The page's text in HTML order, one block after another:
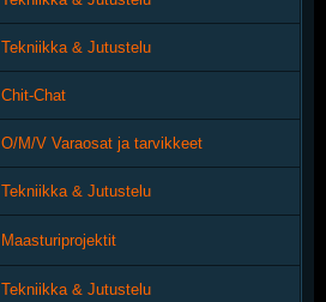
Tekniikka & Jutustelu
Chit-Chat
O/M/V Varaosat ja tarvikkeet
Tekniikka & Jutustelu
Maasturiprojektit
Tekniikka & Jutustelu